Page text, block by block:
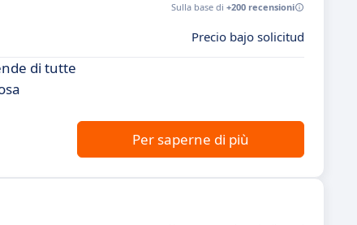
Sulla base di +200 recensioni
Precio bajo solicitud
di tutte
Per saperne di più